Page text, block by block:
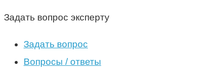
Задать вопрос эксперту
Задать вопрос
Вопросы / ответы